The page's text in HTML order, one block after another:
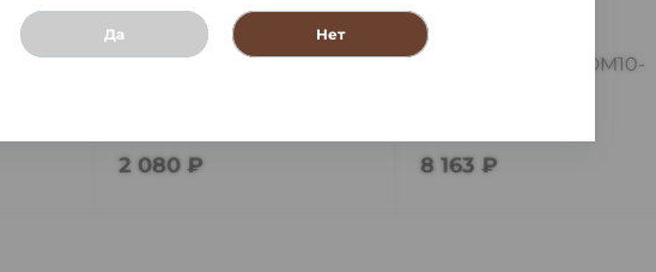
Кальян Hookah Mini
2 080 ₽
Кальян 2601-03--DM10-
8 163 ₽
Да Нет